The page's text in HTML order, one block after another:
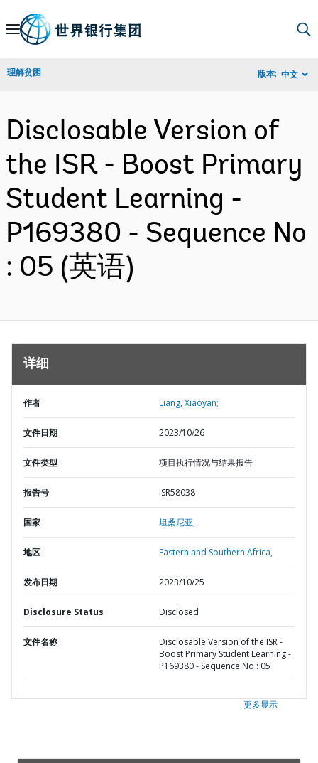
Skip
Navigation
理解贫困 版本: 中文
Disclosable Version of
the ISR - Boost Primary
Student Learning -
P169380 - Sequence No
: 05 (英语)
详细
作者 Liang, Xiaoyan;
文件日期 2023/10/26
文件类型 项目执行情况与结果报告
报告号 ISR58038
国家 坦桑尼亚,
地区 Eastern and Southern Africa,
发布日期 2023/10/25
Disclosure Status Disclosed
文件名称
Disclosable Version of the ISR -
Boost Primary Student Learning -
P169380 - Sequence No : 05
更多显示